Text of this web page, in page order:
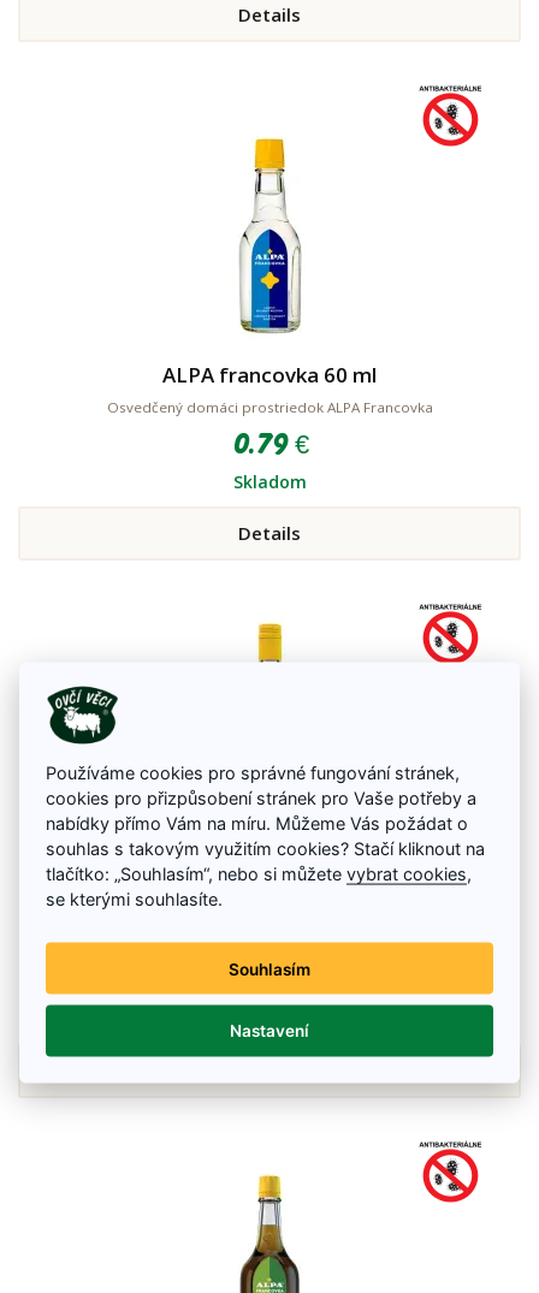
Details
ALPA francovka 60 ml
Osvedčený domáci prostriedok ALPA Francovka
0.79 €
Skladom
Details
ALPA Francovka LESANA 1 L
extraktu z ihličia.
14.49 €
Skladom
Používáme cookies pro správné fungování stránek,
cookies pro přizpůsobení stránek pro Vaše potřeby a
nabídky přímo Vám na míru. Můžeme Vás požádat o
souhlas s takovým využitím cookies? Stačí kliknout na
tlačítko: „Souhlasím“, nebo si můžetevybrat cookies,
se kterými souhlasíte.
Souhlasím
Nastavení